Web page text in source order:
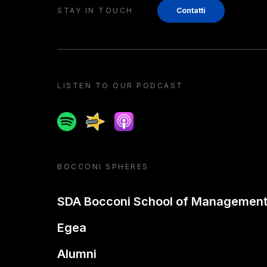
STAY IN TOUCH Contatti
LISTEN TO OUR PODCAST
SpotifySpreakerApple podcast
BOCCONI SPHERES
SDA Bocconi School of Management
Egea
Alumni